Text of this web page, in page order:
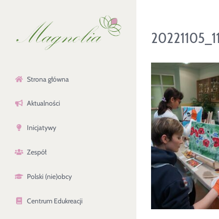
Strona główna
Aktualności
Inicjatywy
Zespół
Polski (nie)obcy
Centrum Edukreacji